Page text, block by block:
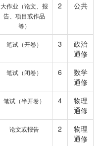
大作业（论文、报
告、项目或作品
等）
2 公共
笔试（开卷） 3
政治
通修
笔试（闭卷） 6
数学
通修
笔试（半开卷） 4
物理
通修
论文或报告 2
物理
通修